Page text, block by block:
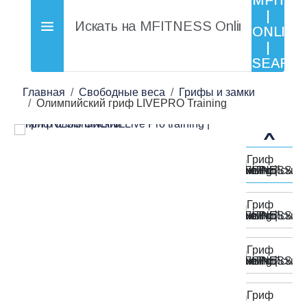
Главная Свободные веса
Грифы и замки
Олимпийский гриф LIVEPRO Training